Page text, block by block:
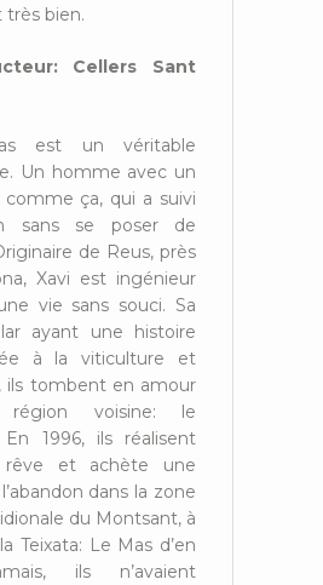
bien.
Cellers Sant
est un véritable
Un homme avec un
ça, qui a suivi
sans se poser de
de Reus, près
Xavi est ingénieur
vie sans souci. Sa
ayant une histoire
à la viticulture et
ils tombent en amour
voisine: le
En 1996, ils réalisent
rêve et achète une
dans la zone
du Montsant, à
Teixata: Le Mas d’en
ils n’avaient